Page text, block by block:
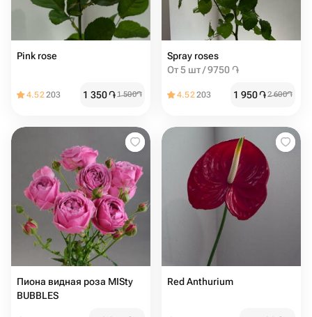
Pink rose
4.52203 1 350֏1 500֏
Spray roses
От 5 шт / 9750 ֏
4.52203 1 950֏2 600֏
Пиона видная роза MISty
BUBBLES
Red Anthurium